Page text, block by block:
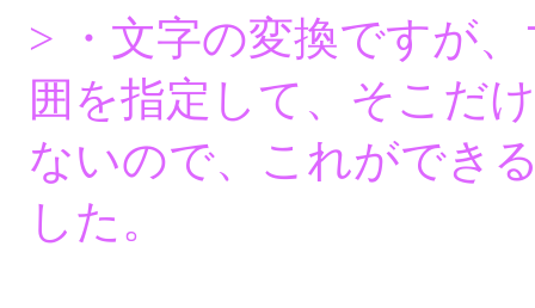
> ・文字の変換ですが
囲を指定して、そこだ
ないので、これができ
した。